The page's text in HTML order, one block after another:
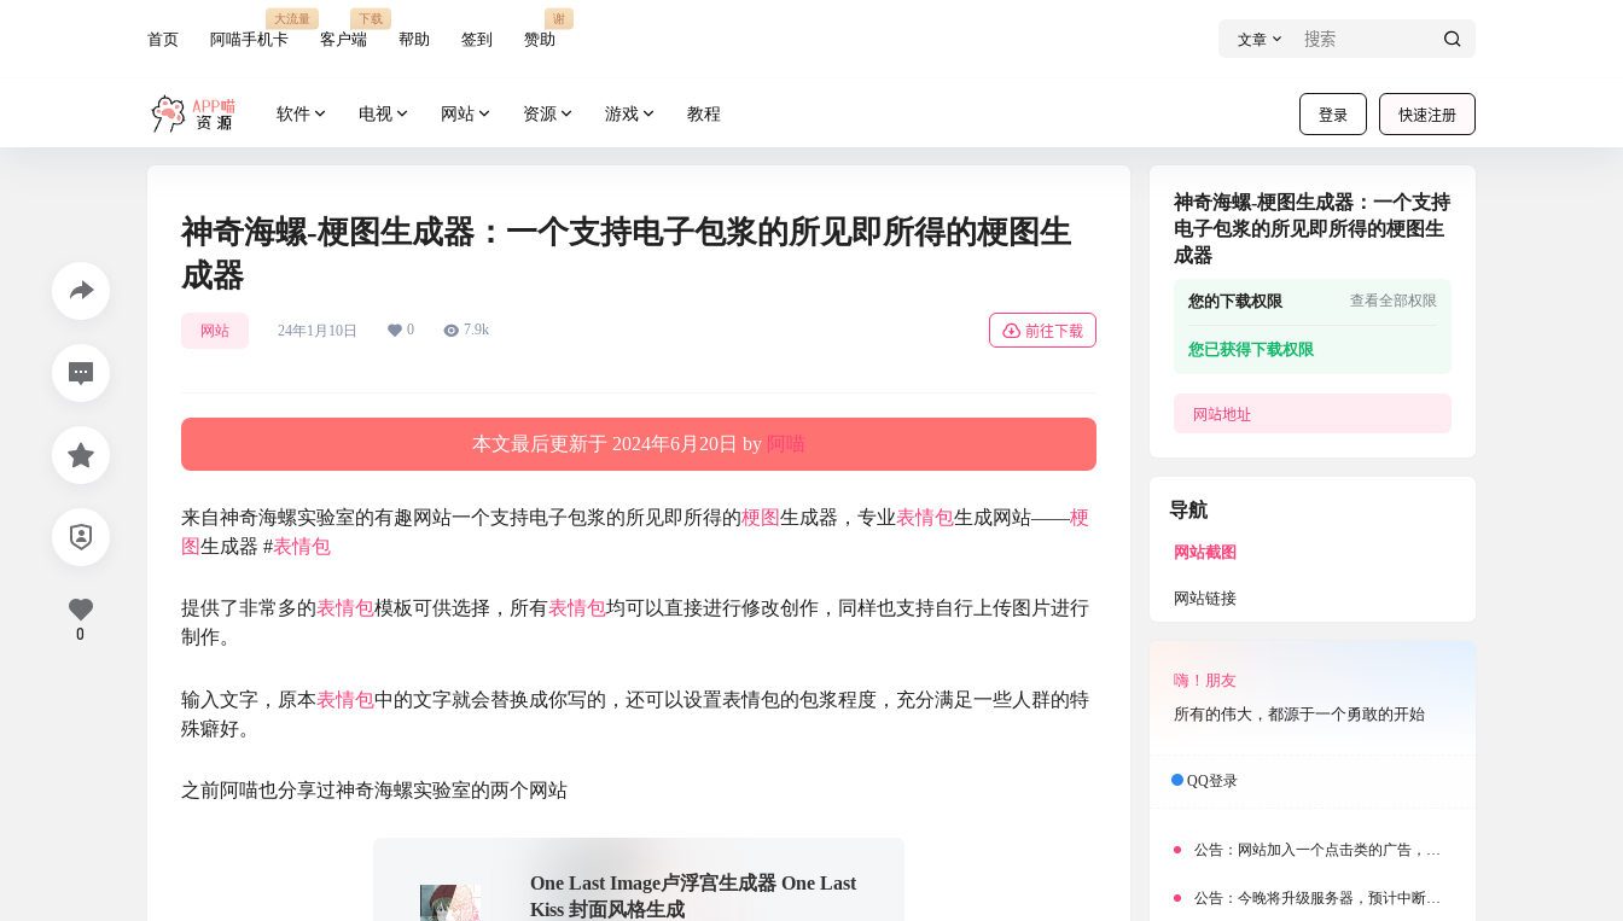
首页 阿喵手机卡
大流量
客户端
下载
帮助 签到 赞助
谢
文章
登录 快速注册
软件 电视 网站 资源 游戏 教程
神奇海螺-梗图生成器：一个支持电子包浆的所见即所得的梗图生
成器
网站 24年1月10日 0 7.9k 前往下载
本文最后更新于 2024年6月20日 by 阿喵
来自神奇海螺实验室的有趣网站一个支持电子包浆的所见即所得的梗图生成器，专业表情包生成网站——梗
图生成器 #表情包
提供了非常多的表情包模板可供选择，所有表情包均可以直接进行修改创作，同样也支持自行上传图片进行
制作。
输入文字，原本表情包中的文字就会替换成你写的，还可以设置表情包的包浆程度，充分满足一些人群的特
殊癖好。
之前阿喵也分享过神奇海螺实验室的两个网站
One Last Image卢浮宫生成器 One Last
Kiss 封面风格生成
0
神奇海螺-梗图生成器：一个支持
电子包浆的所见即所得的梗图生
成器
您的下载权限 查看全部权限
您已获得下载权限
网站地址
导航
网站截图
网站链接
嗨！朋友
所有的伟大，都源于一个勇敢的开始
QQ登录
公告： 网站加入一个点击类的广告，大家点击下载按钮需要注意
公告： 今晚将升级服务器，预计中断时常为1分钟